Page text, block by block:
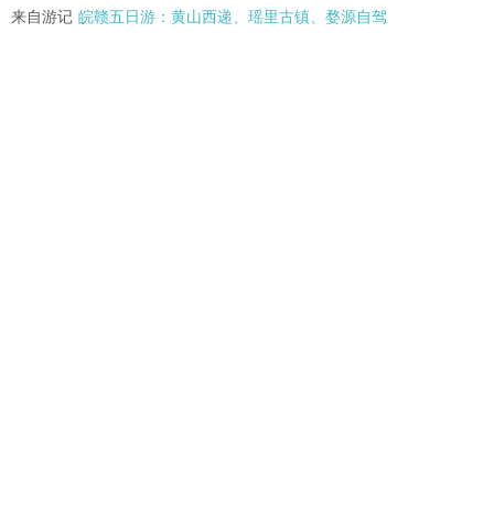
来自游记 皖赣五日游：黄山西递、瑶里古镇、婺源自驾